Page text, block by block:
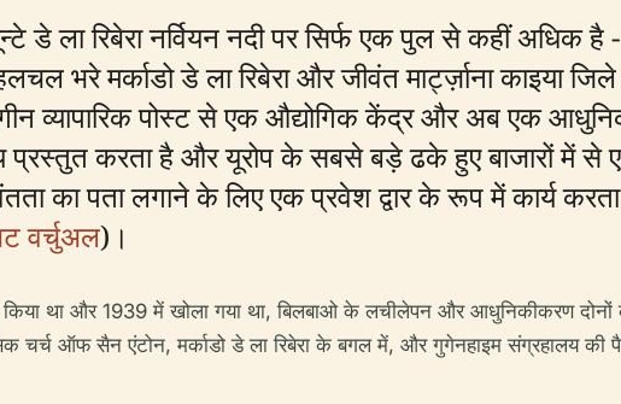
डे ला रिबेरा नर्वियन नदी पर सिर्फ एक पुल से कहीं अधिक
भरे मर्काडो डे ला रिबेरा और जीवंत मार्ट्ज़ाना काइया
व्यापारिक पोस्ट से एक औद्योगिक केंद्र और अब एक
प्रस्तुत करता है और यूरोप के सबसे बड़े ढके हुए बाजारों में से
का पता लगाने के लिए एक प्रवेश द्वार के रूप में कार्य
वर्चुअल)।
किया था और 1939 में खोला गया था, बिलबाओ के लचीलेपन और आधुनिकीकरण
चर्च ऑफ सैन एंटोन, मर्काडो डे ला रिबेरा के बगल में, और गुगेनहाइम संग्रहालय